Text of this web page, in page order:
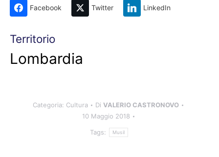
Facebook Twitter LinkedIn
Territorio
Lombardia
Categoria: Cultura Di VALERIO CASTRONOVO
10 Maggio 2018
Tags: Musil